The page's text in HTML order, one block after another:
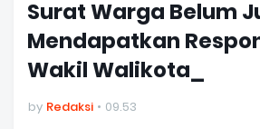
Surat Warga Belum
Mendapatkan
Wakil Walikota_
by Redaksi 09.53